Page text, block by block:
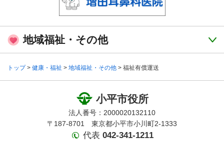
地域福祉・その他
トップ> 健康・福祉 > 地域福祉・その他 > 福祉有償運送
小平市役所
法人番号：2000020132110
〒187-8701 東京都小平市小川町2-1333
代表 042-341-1211